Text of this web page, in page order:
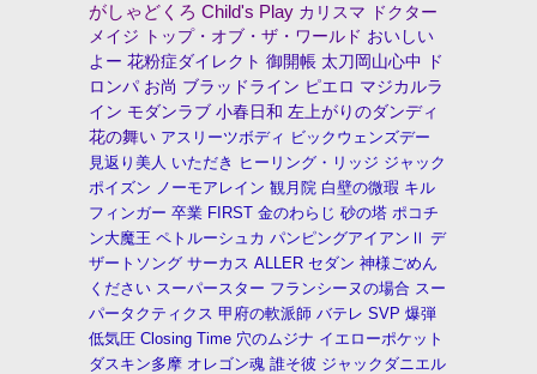
がしゃどくろ Child's Play カリスマ
ドクター
メイジ
トップ・オブ・ザ・ワールド おいしい
よー 花粉症ダイレクト 御開帳 太刀岡山心中
ド
ロンパ お尚 ブラッドライン ピエロ マジカルラ
イン モダンラブ 小春日和 左上がりのダンディ
花の舞い アスリーツボディ ビックウェンズデー
見返り美人 いただき ヒーリング・リッジ ジャック
ポイズン ノーモアレイン 観月院 白壁の微瑕 キル
フィンガー 卒業 FIRST 金のわらじ 砂の塔 ポコチ
ン大魔王 ペトルーシュカ パンピングアイアンⅡ デ
ザートソング サーカス ALLER セダン 神様ごめん
ください スーパースター フランシーヌの場合 スー
パータクティクス 甲府の軟派師 バテレ SVP 爆弾
低気圧 Closing Time 穴のムジナ イエローポケット
ダスキン多摩 オレゴン魂 誰そ彼 ジャックダニエル